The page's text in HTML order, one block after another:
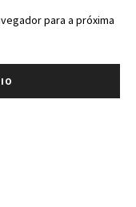
para a próxima